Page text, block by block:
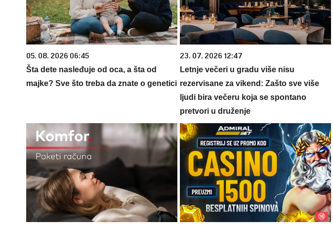
05. 08. 2026 06:45
Šta dete nasleđuje od oca, a šta od
majke? Sve što treba da znate o genetici
23. 07. 2026 12:47
Letnje večeri u gradu više nisu
rezervisane za vikend: Zašto sve više
ljudi bira večeru koja se spontano
pretvori u druženje